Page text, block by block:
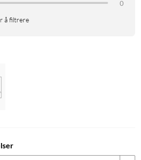
0
å filtrere